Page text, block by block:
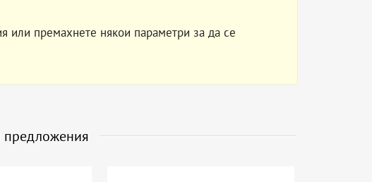
или премахнете някои параметри за да се
предложения